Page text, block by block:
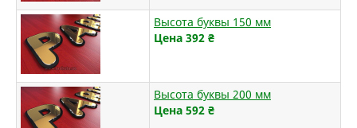
Высота буквы 150 мм
Цена 392 ₴
Высота буквы 200 мм
Цена 592 ₴